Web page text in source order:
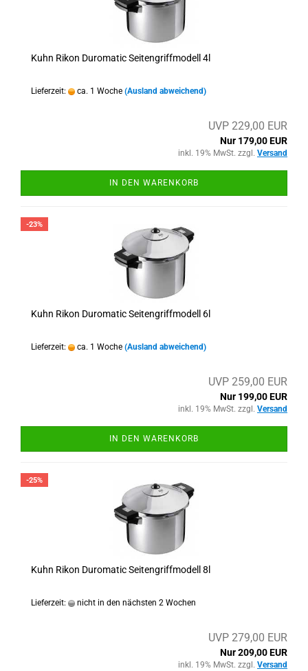
Kuhn Rikon Duromatic Seitengriffmodell 4l
Lieferzeit: ca. 1 Woche (Ausland abweichend)
UVP 229,00 EUR
Nur 179,00 EUR
inkl. 19% MwSt. zzgl. Versand
IN DEN WARENKORB
-23%
Kuhn Rikon Duromatic Seitengriffmodell 6l
Lieferzeit: ca. 1 Woche (Ausland abweichend)
UVP 259,00 EUR
Nur 199,00 EUR
inkl. 19% MwSt. zzgl. Versand
IN DEN WARENKORB
-25%
Kuhn Rikon Duromatic Seitengriffmodell 8l
Lieferzeit: nicht in den nächsten 2 Wochen
UVP 279,00 EUR
Nur 209,00 EUR
inkl. 19% MwSt. zzgl. Versand